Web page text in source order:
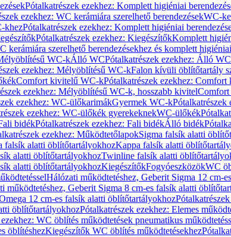
Pótalkatrészek ezekhez: Komplett higiéniai
ezekhez: WC kerámiára szerelhető berendezésekWC-
khezPótalkatrészek ezekhez: Komplett higiéniai
Pótalkatrészek ezekhez: KiegészítőkKomplett
kerámiára szerelhető berendezésekhez és komplett
WC-kÁlló WCPótalkatrészek ezekhez: Álló WC
ezekhez: Mélyöblítésű WC-kFalon kívüli öblítőtartály
Comfort kivitelű WC-kPótalkatrészek ezekhez:
ezekhez: Mélyöblítésű WC-k, hosszabb kivitel
ezekhez: WC-ülőkarimákGyermek WC-k
ezekhez: WC-ülőkék gyerekeknekWC-ülőkék
bidékPótalkatrészek ezekhez: Fali bidékÁlló bidék
ezekhez: MűködtetőlapokSigma falsík alatti
falsík alatti öblítőtartályokhozKappa falsík alatti
alatti öblítőtartályokhozTwinline falsík alatti
alatti öblítőtartályokhozKiegészítőkFogyóeszközökWC
Hálózati működtetéshez, Geberit Sigma 12 cm-
működtetéshez, Geberit Sigma 8 cm-es falsík alatti
12 cm-es falsík alatti öblítőtartályokhoz
öblítőtartályokhozPótalkatrészek ezekhez: Elemes
WC öblítés működtetések pneumatikus
öblítéshezKiegészítők WC öblítés működtetésekhez